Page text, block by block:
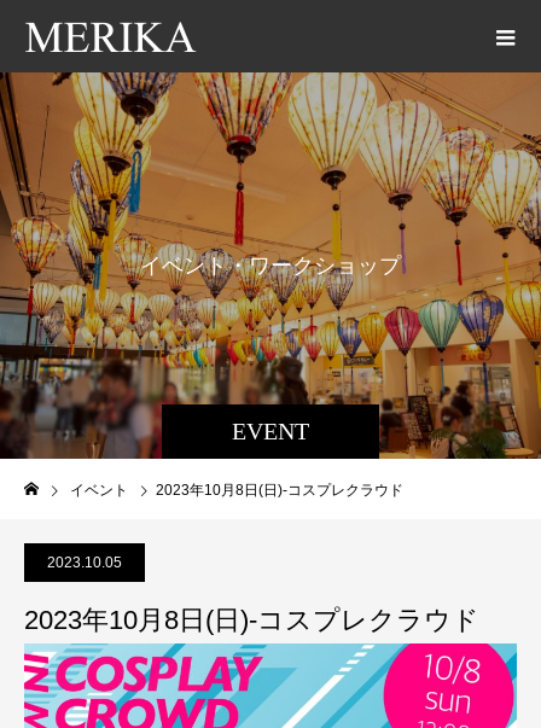
EVENT
イベント・ワークショ ッ プ
イベント 2023年10月8日(日)-コスプレクラウド
2023.10.05
2023年10月8日(日)-コスプレクラウド